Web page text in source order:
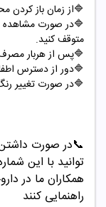
🔷از زمان باز کردن
🔷در صورت
متوقف کنید.
🔷پس از هربار مصرف
🔷دور از دسترس
🔷در صورت تغییر
📞در صورت
توانید با این شماره ها
همکاران ما در
راهنمایی کنند